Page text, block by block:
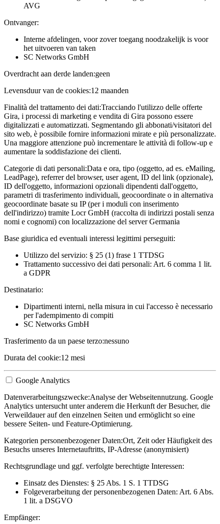
AVG
Ontvanger:
Interne afdelingen, voor zover toegang noodzakelijk is voor
het uitvoeren van taken
SC Networks GmbH
Overdracht aan derde landen:geen
Levensduur van de cookies:12 maanden
Finalità del trattamento dei dati:Tracciando l'utilizzo delle offerte
Gira, i processi di marketing e vendita di Gira possono essere
digitalizzati e automatizzati. Segmentando gli abbonati/visitatori del
sito web, è possibile fornire informazioni mirate e più personalizzate.
Una maggiore attenzione può incrementare le attività di follow-up e
aumentare la soddisfazione dei clienti.
Categorie di dati personali:Data e ora, tipo (oggetto, ad es. eMailing,
LeadPage), referrer del browser, user agent, ID del link (opzionale),
ID dell'oggetto, informazioni opzionali dipendenti dall'oggetto,
parametri di trasferimento individuali, geocoordinate o in alternativa
geocoordinate basate su IP (per i moduli con inserimento
dell'indirizzo) tramite Locr GmbH (raccolta di indirizzi postali senza
nomi e cognomi) con localizzazione del server Germania
Base giuridica ed eventuali interessi legittimi perseguiti:
Utilizzo del servizio: § 25 (1) frase 1 TTDSG
Trattamento successivo dei dati personali: Art. 6 comma 1 lit.
a GDPR
Destinatario:
Dipartimenti interni, nella misura in cui l'accesso è necessario
per l'adempimento di compiti
SC Networks GmbH
Trasferimento da un paese terzo:nessuno
Durata del cookie:12 mesi
Google Analytics
Datenverarbeitungszwecke:Analyse der Webseitennutzung. Google
Analytics untersucht unter anderem die Herkunft der Besucher, die
Verweildauer auf den einzelnen Seiten und ermöglicht so eine
bessere Seiten- und Feature-Optimierung.
Kategorien personenbezogener Daten:Ort, Zeit oder Häufigkeit des
Besuchs unseres Internetauftritts, IP-Adresse (anonymisiert)
Rechtsgrundlage und ggf. verfolgte berechtigte Interessen:
Einsatz des Dienstes: § 25 Abs. 1 S. 1 TTDSG
Folgeverarbeitung der personenbezogenen Daten: Art. 6 Abs.
1 lit. a DSGVO
Empfänger: